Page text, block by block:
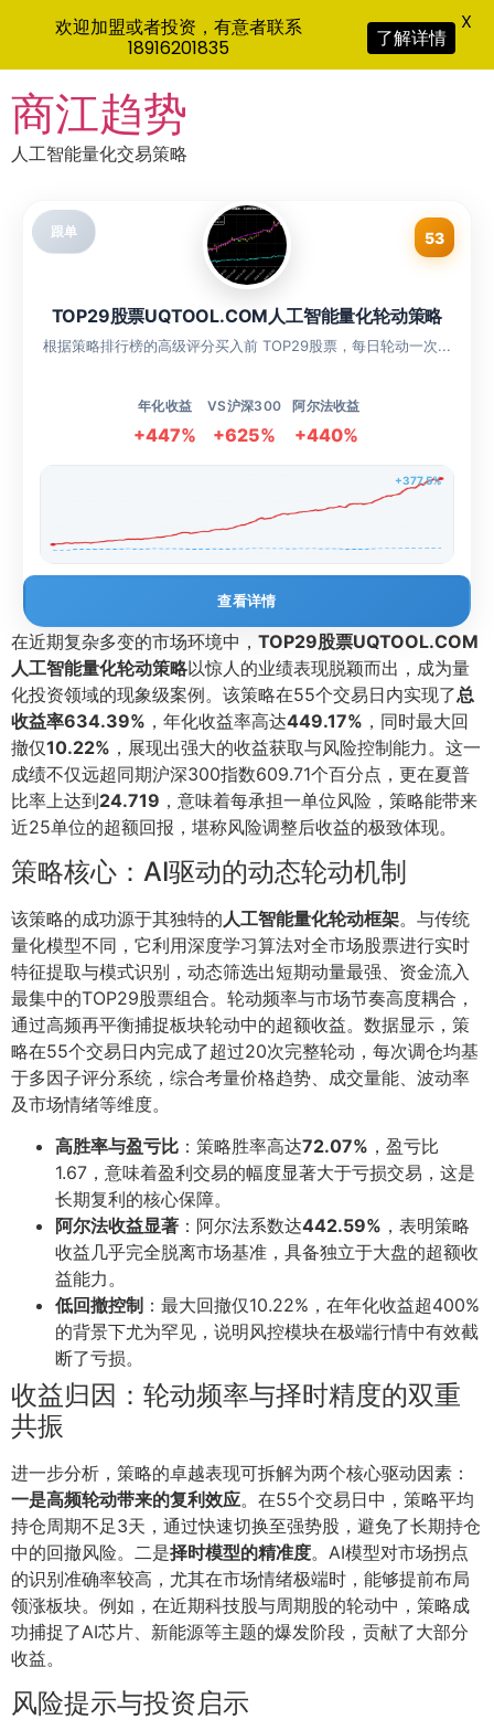
to
content
商江趋势
人工智能量化交易策略
跟单 53
TOP29股票UQTOOL.COM人工智能量化轮动策略
根据策略排行榜的高级评分买入前 TOP29股票，每日轮动一次...
年化收益
+447%
VS沪深300
+625%
阿尔法收益
+440%
+377.5%
查看详情
在近期复杂多变的市场环境中， TOP29股票UQTOOL.COM
人工智能量化轮动策略以惊人的业绩表现脱颖而出，成为量
化投资领域的现象级案例。该策略在55个交易日内实现了总
收益率634.39% ，年化收益率高达449.17% ，同时最大回
撤仅10.22% ，展现出强大的收益获取与风险控制能力。这一
成绩不仅远超同期沪深300指数609.71个百分点，更在夏普
比率上达到24.719 ，意味着每承担一单位风险，策略能带来
近25单位的超额回报，堪称风险调整后收益的极致体现。
策略核心：AI驱动的动态轮动机制
该策略的成功源于其独特的 人工智能量化轮动框架。与传统
量化模型不同，它利用深度学习算法对全市场股票进行实时
特征提取与模式识别，动态筛选出短期动量最强、资金流入
最集中的TOP29股票组合。轮动频率与市场节奏高度耦合，
通过高频再平衡捕捉板块轮动中的超额收益。数据显示，策
略在55个交易日内完成了超过20次完整轮动，每次调仓均基
于多因子评分系统，综合考量价格趋势、成交量能、波动率
及市场情绪等维度。
高胜率与盈亏比 ：策略胜率高达72.07% ，盈亏比
1.67，意味着盈利交易的幅度显著大于亏损交易，这是
长期复利的核心保障。
阿尔法收益显著 ：阿尔法系数达442.59% ，表明策略
收益几乎完全脱离市场基准，具备独立于大盘的超额收
益能力。
低回撤控制 ：最大回撤仅10.22%，在年化收益超400%
的背景下尤为罕见，说明风控模块在极端行情中有效截
断了亏损。
收益归因：轮动频率与择时精度的双重
共振
进一步分析，策略的卓越表现可拆解为两个核心驱动因素：
一是高频轮动带来的复利效应。在55个交易日中，策略平均
持仓周期不足3天，通过快速切换至强势股，避免了长期持仓
中的回撤风险。二是择时模型的精准度。AI模型对市场拐点
的识别准确率较高，尤其在市场情绪极端时，能够提前布局
领涨板块。例如，在近期科技股与周期股的轮动中，策略成
功捕捉了AI芯片、新能源等主题的爆发阶段，贡献了大部分
收益。
风险提示与投资启示
欢迎加盟或者投资，有意者联系
18916201835
了解详情
X